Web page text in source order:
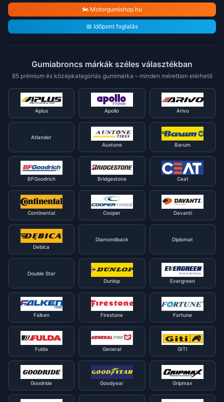
🏍️ Motorgumishop.hu
📅 Időpont foglalás
Gumiabroncs márkák széles választékban
85 prémium és középkategóriás gumimárka – minden méretben elérhető
Aplus Apollo Arivo
Atlander
Austone
Barum
BFGoodrich Bridgestone Ceat
Continental Cooper Davanti
Debica
Diamondback Diplomat
Double Star
Dunlop
Evergreen
Falken Firestone Fortune
Fulda General GITI
Goodride Goodyear Gripmax